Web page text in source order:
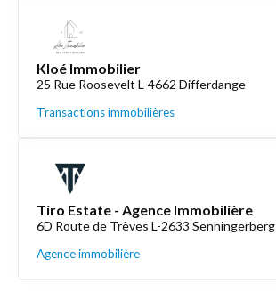
Kloé Immobilier
25 Rue Roosevelt L-4662 Differdange
Transactions immobilières
Tiro Estate - Agence Immobilière
6D Route de Trèves L-2633 Senningerberg
Agence immobilière